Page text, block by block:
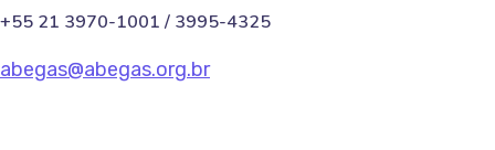
+55 21 3970-1001 / 3995-4325
abegas@abegas.org.br